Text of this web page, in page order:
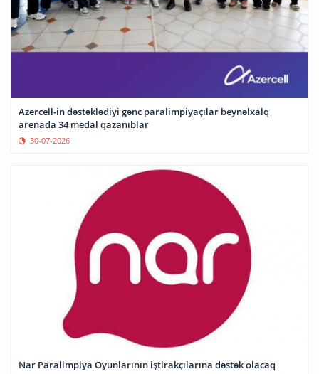
Azercell-in dəstəklədiyi gənc paralimpiyaçılar beynəlxalq
arenada 34 medal qazanıblar
30-07-2026
Nar Paralimpiya Oyunlarının iştirakçılarına dəstək olacaq